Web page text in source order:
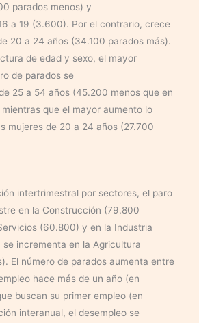
parados menos) y
a 19 (3.600). Por el contrario, crece
20 a 24 años (34.100 parados más).
de edad y sexo, el mayor
de parados se
25 a 54 años (45.200 menos que en
que el mayor aumento lo
mujeres de 20 a 24 años (27.700
intertrimestral por sectores, el paro
en la Construcción (79.800
(60.800) y en la Industria
incrementa en la Agricultura
El número de parados aumenta entre
hace más de un año (en
buscan su primer empleo (en
interanual, el desempleo se